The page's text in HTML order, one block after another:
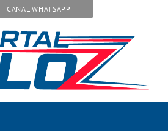
CANAL WHATSAPP